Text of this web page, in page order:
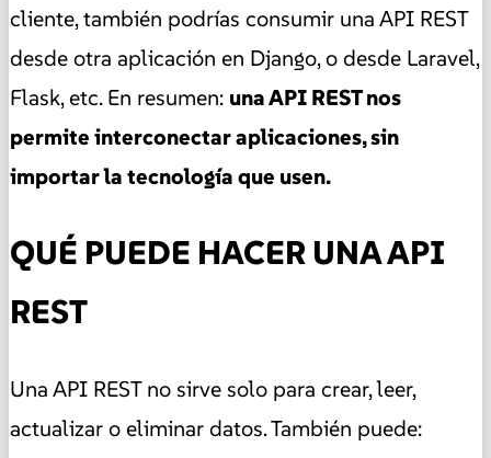
cliente, también podrías consumir una API REST
desde otra aplicación en Django, o desde Laravel,
Flask, etc. En resumen: una API REST nos
permite interconectar aplicaciones, sin
importar la tecnología que usen.
QUÉ PUEDE HACER UNA API
REST
Una API REST no sirve solo para crear, leer,
actualizar o eliminar datos. También puede: